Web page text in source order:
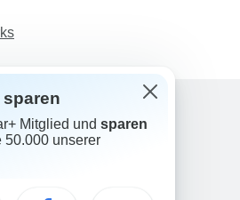
Mitglied und sparen
50.000 unserer